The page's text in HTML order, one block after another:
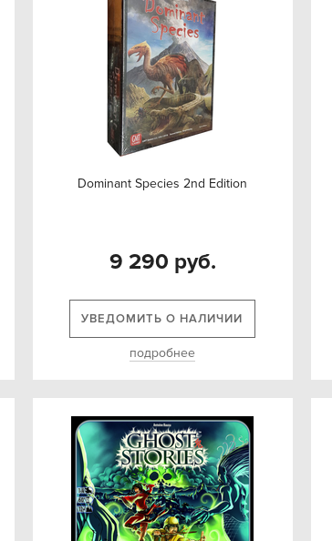
Dominant Species 2nd Edition
9 290 руб.
УВЕДОМИТЬ О НАЛИЧИИ
подробнее